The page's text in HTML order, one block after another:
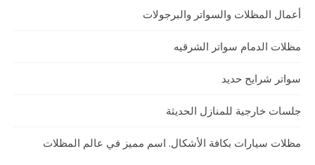
أعمال المظلات والسواتر والبرجولات
مظلات الدمام سواتر الشرقيه
سواتر شرايح حديد
جلسات خارجية للمنازل الحديثة
مظلات سيارات بكافة الأشكال. اسم مميز في عالم المظلات